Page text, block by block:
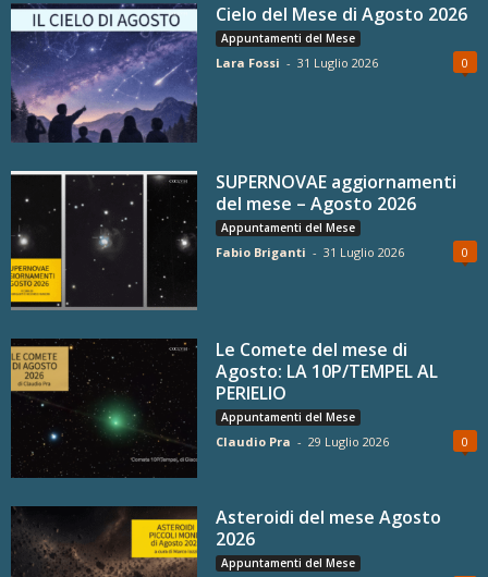
Cielo del Mese di Agosto 2026
Appuntamenti del Mese
Lara Fossi - 31 Luglio 2026 0
SUPERNOVAE aggiornamenti
del mese – Agosto 2026
Appuntamenti del Mese
Fabio Briganti - 31 Luglio 2026 0
Le Comete del mese di
Agosto: LA 10P/TEMPEL AL
PERIELIO
Appuntamenti del Mese
Claudio Pra - 29 Luglio 2026 0
Asteroidi del mese Agosto
2026
Appuntamenti del Mese